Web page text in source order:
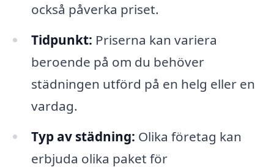
också påverka priset.
Tidpunkt: Priserna kan variera
beroende på om du behöver
städningen utförd på en helg eller en
vardag.
Typ av städning: Olika företag kan
erbjuda olika paket för